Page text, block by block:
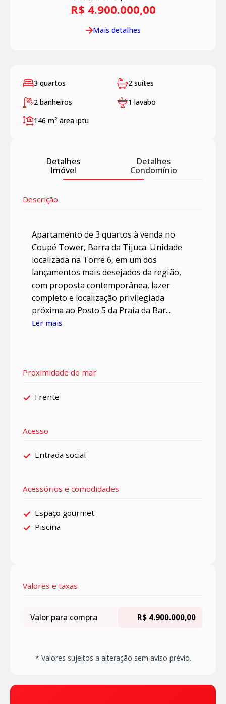
R$ 4.900.000,00
Mais detalhes
3 quartos
2 suítes
2 banheiros
1 lavabo
146 m² área iptu
Detalhes
Imóvel
Detalhes
Condomínio
Descrição
Apartamento de 3 quartos à venda no
Coupé Tower, Barra da Tijuca. Unidade
localizada na Torre 6, em um dos
lançamentos mais desejados da região,
com proposta contemporânea, lazer
completo e localização privilegiada
próxima ao Posto 5 da Praia da Bar...
Ler mais
Proximidade do mar
Frente
Acesso
Entrada social
Acessórios e comodidades
Espaço gourmet
Piscina
Valores e taxas
Valor para compra R$ 4.900.000,00
* Valores sujeitos a alteração sem aviso prévio.